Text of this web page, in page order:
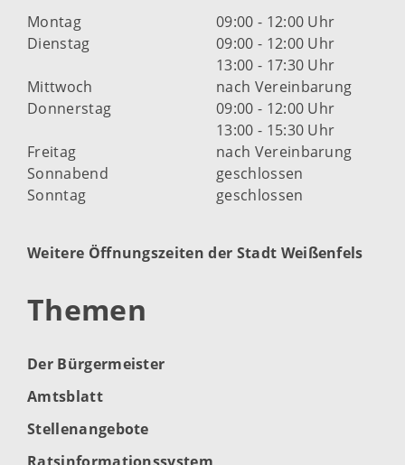
Montag
09:00 - 12:00 Uhr
Dienstag
09:00 - 12:00 Uhr
13:00 - 17:30 Uhr
Mittwoch
nach Vereinbarung
Donnerstag
09:00 - 12:00 Uhr
13:00 - 15:30 Uhr
Freitag
nach Vereinbarung
Sonnabend
geschlossen
Sonntag
geschlossen
Weitere Öffnungszeiten der Stadt Weißenfels
Themen
Der Bürgermeister
Amtsblatt
Stellenangebote